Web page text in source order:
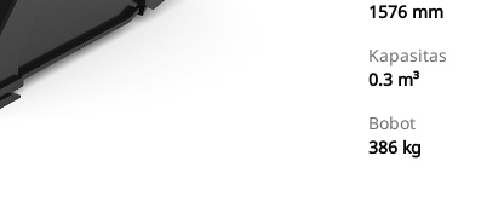
1576 mm
Kapasitas
0.3 m³
Bobot
386 kg